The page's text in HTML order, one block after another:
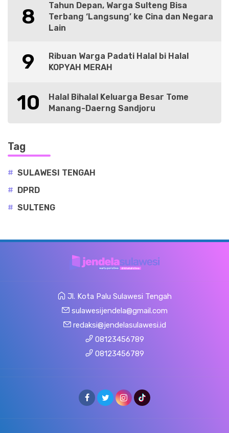
8
Tahun Depan, Warga Sulteng Bisa
Terbang ‘Langsung’ ke Cina dan Negara
Lain
9
Ribuan Warga Padati Halal bi Halal
KOPYAH MERAH
10
Halal Bihalal Keluarga Besar Tome
Manang-Daerng Sandjoru
Tag
# SULAWESI TENGAH
# DPRD
# SULTENG
Jl. Kota Palu Sulawesi Tengah
sulawesijendela@gmail.com
redaksi@jendelasulawesi.id
08123456789
08123456789